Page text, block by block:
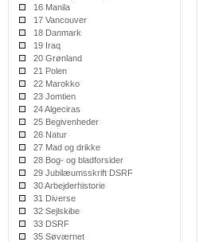
16 Manila
17 Vancouver
18 Danmark
19 Iraq
20 Grønland
21 Polen
22 Marokko
23 Jomtien
24 Algeciras
25 Begivenheder
26 Natur
27 Mad og drikke
28 Bog- og bladforsider
29 Jubilæumsskrift DSRF
30 Arbejderhistorie
31 Diverse
32 Sejlskibe
33 DSRF
35 Søværnet